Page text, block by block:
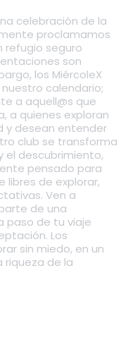
celebración de la
proclamamos
refugio seguro
son
los MiércoleX
calendario;
a aquell@s que
a quienes exploran
y desean entender
club se transforma
el descubrimiento,
pensado para
libres de explorar,
Ven a
de una
paso de tu viaje
Los
sin miedo, en un
riqueza de la